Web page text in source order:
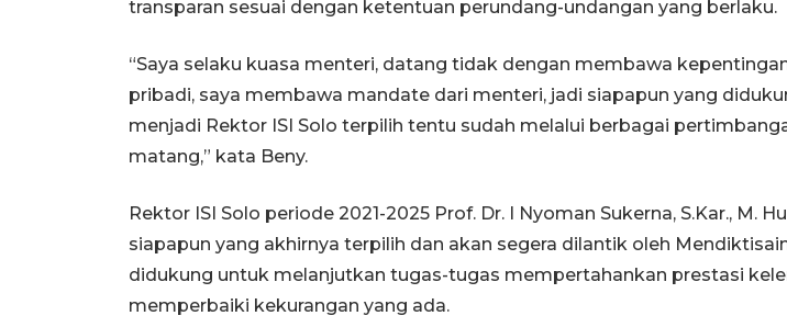
transparan sesuai dengan ketentuan perundang-undangan yang berlaku.
“Saya selaku kuasa menteri, datang tidak dengan membawa
pribadi, saya membawa mandate dari menteri, jadi siapapun yang
menjadi Rektor ISI Solo terpilih tentu sudah melalui berbagai
matang,” kata Beny.
Rektor ISI Solo periode 2021-2025 Prof. Dr. I Nyoman Sukerna, S.Kar., M.
siapapun yang akhirnya terpilih dan akan segera dilantik oleh
didukung untuk melanjutkan tugas-tugas mempertahankan prestasi
memperbaiki kekurangan yang ada.